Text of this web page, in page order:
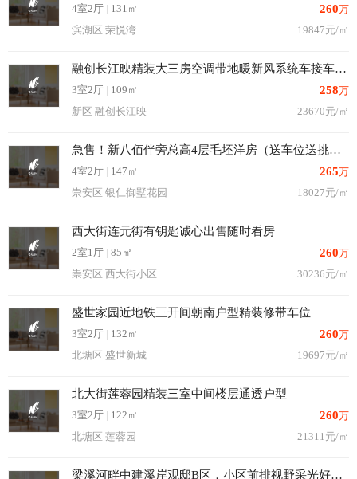
4室2厅 | 131㎡ 260万
滨湖区 荣悦湾
19847元/㎡
融创长江映精装大三房空调带地暖新风系统车接车送优惠多
3室2厅 | 109㎡ 258万
新区 融创长江映
23670元/㎡
急售！新八佰伴旁总高4层毛坯洋房（送车位送挑高5米）
4室2厅 | 147㎡ 265万
崇安区 银仁御墅花园
18027元/㎡
西大街连元街有钥匙诚心出售随时看房
2室1厅 | 85㎡ 260万
崇安区 西大街小区
30236元/㎡
盛世家园近地铁三开间朝南户型精装修带车位
3室2厅 | 132㎡ 260万
北塘区 盛世新城
19697元/㎡
北大街莲蓉园精装三室中间楼层通透户型
3室2厅 | 122㎡ 260万
北塘区 莲蓉园
21311元/㎡
梁溪河畔中建溪岸观邸B区，小区前排视野采光好，近金域蓝湾